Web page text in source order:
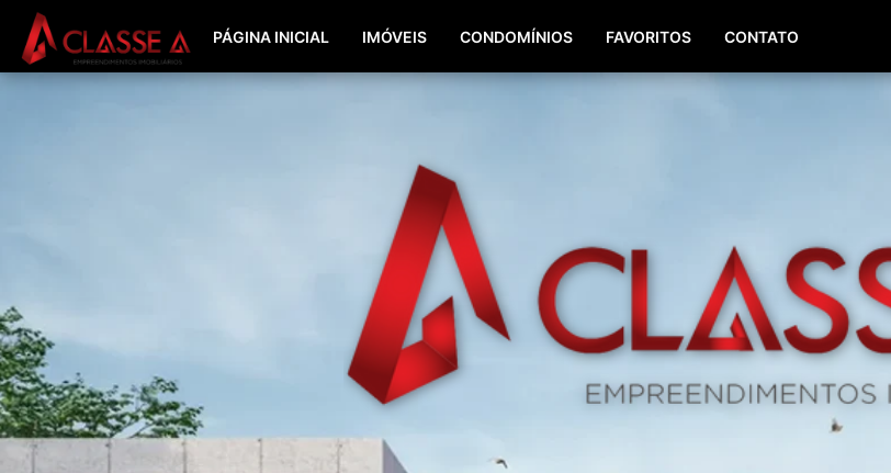
(51) 98196-8290 (51) 3064-0084
PÁGINA INICIAL IMÓVEIS CONDOMÍNIOS FAVORITOS CONTATO